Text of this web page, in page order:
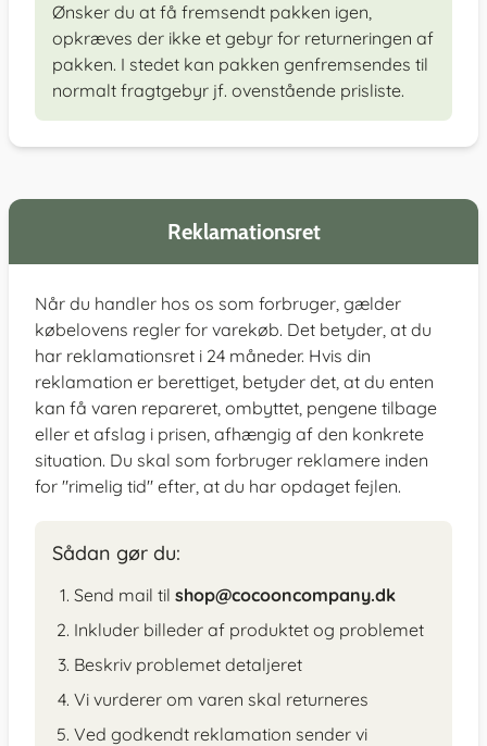
Ønsker du at få fremsendt pakken igen,
opkræves der ikke et gebyr for returneringen af
pakken. I stedet kan pakken genfremsendes til
normalt fragtgebyr jf. ovenstående prisliste.
Reklamationsret
Når du handler hos os som forbruger, gælder
købelovens regler for varekøb. Det betyder, at du
har reklamationsret i 24 måneder. Hvis din
reklamation er berettiget, betyder det, at du enten
kan få varen repareret, ombyttet, pengene tilbage
eller et afslag i prisen, afhængig af den konkrete
situation. Du skal som forbruger reklamere inden
for "rimelig tid" efter, at du har opdaget fejlen.
Sådan gør du:
Send mail til shop@cocooncompany.dk
Inkluder billeder af produktet og problemet
Beskriv problemet detaljeret
Vi vurderer om varen skal returneres
Ved godkendt reklamation sender vi